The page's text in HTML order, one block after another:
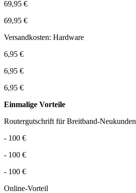
69,95 €
69,95 €
Versandkosten: Hardware
6,95 €
6,95 €
6,95 €
Einmalige Vorteile
Routergutschrift für Breitband-Neukunden
- 100 €
- 100 €
- 100 €
Online-Vorteil